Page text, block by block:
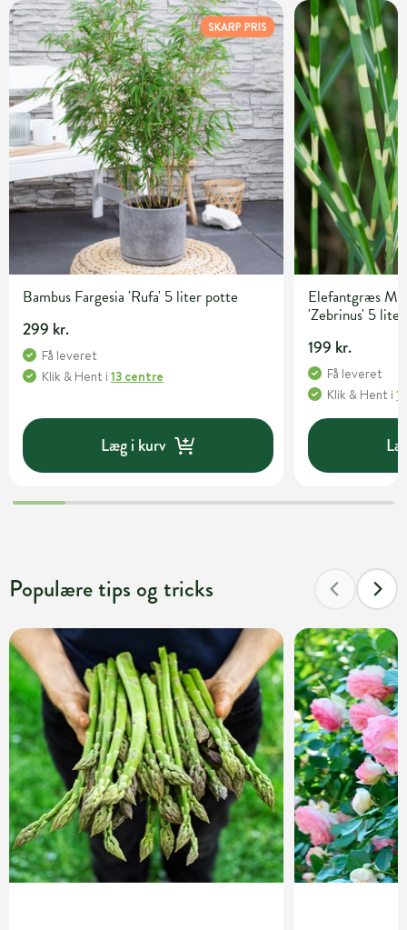
SKARP PRIS
Bambus Fargesia 'Rufa' 5 liter potte
299 kr.
Få leveret
Klik & Hent i 13 centre
Læg i kurv
Elefantgræs
'Zebrinus' 5
199 kr.
Få leveret
Klik & Hent i
Populære tips og tricks